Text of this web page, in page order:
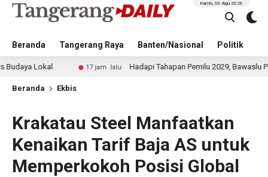
Beranda Tangerang Raya Banten/Nasional Politik
Kamis, 06 Agu 2026
17 jam lalu Hadapi Tahapan Pemilu 2029, Bawaslu Perkuat
Beranda Ekbis
Krakatau Steel Manfaatkan
Kenaikan Tarif Baja AS untuk
Memperkokoh Posisi Global